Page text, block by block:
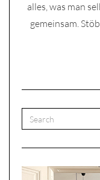
alles, was man
gemeinsam.